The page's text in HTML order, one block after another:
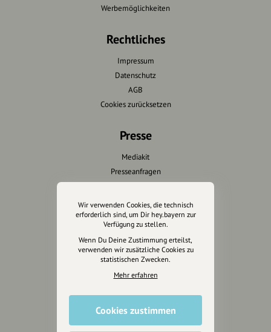
Werbemöglichkeiten
Rechtliches
Impressum
Datenschutz
AGB
Cookies zurücksetzen
Presse
Mediakit
Presseanfragen
Wir unterstützen Euch
Fotografie & mehr
Marketing
Anakin Design
Wir verwenden Cookies, die technisch
erforderlich sind, um Dir hey.bayern zur
Verfügung zu stellen.
Wenn Du Deine Zustimmung erteilst,
verwenden wir zusätzliche Cookies zu
statistischen Zwecken.
Mehr erfahren
Cookies zustimmen